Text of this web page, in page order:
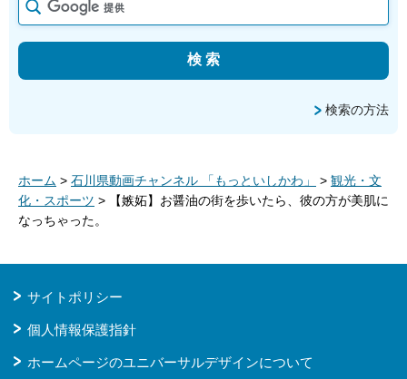
検索の方法
ホーム > 石川県動画チャンネル 「もっといしかわ」 > 観光・文
化・スポーツ > 【嫉妬】お醤油の街を歩いたら、彼の方が美肌に
なっちゃった。
サイトポリシー
個人情報保護指針
ホームページのユニバーサルデザインについて